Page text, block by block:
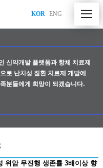
KOR ENG
신약개발 플랫폼과 항체 치료제
로 난치성 질환 치료제 개발에
분들에게 희망이 되겠습니다.
위암 무진행 생존률 3배이상 향